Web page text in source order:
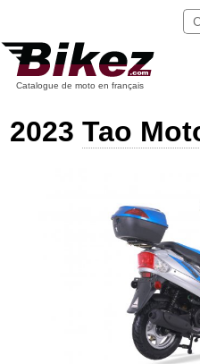
Catalogue de moto en français
2023 Tao